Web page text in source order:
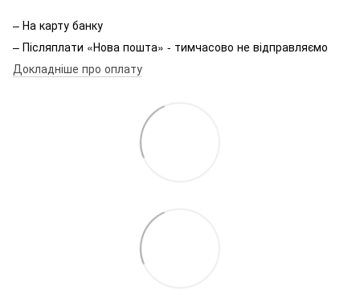
– На карту банку
– Післяплати «Нова пошта» - тимчасово не відправляємо
Докладніше про оплату